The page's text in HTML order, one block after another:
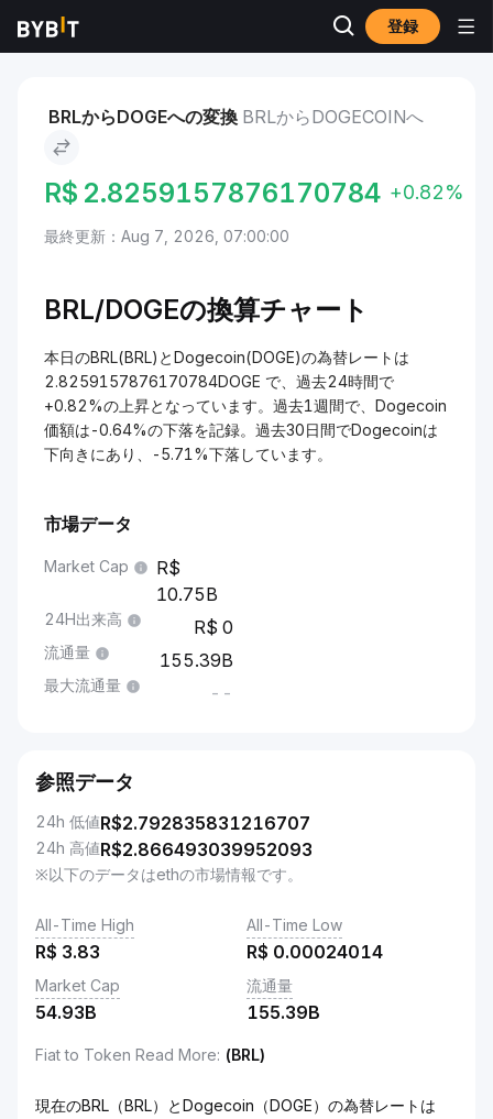
登録
市場 Dogecoin 価格 DOGE BRL to Dogecoin
BRLからDOGEへの変換 BRLからDOGECOINへ
R$ 2.8259157876170784 +0.82%
最終更新：Aug 7, 2026, 07:00:00
BRL/DOGEの換算チャート
本日のBRL(BRL)とDogecoin(DOGE)の為替レートは
2.8259157876170784DOGE で、過去24時間で
+0.82%の上昇となっています。過去1週間で、Dogecoin
価額は-0.64%の下落を記録。過去30日間でDogecoinは
下向きにあり、-5.71%下落しています。
市場データ
Market Cap
10.75B
24H出来高 0
流通量 155.39B
最大流通量 --
参照データ
24h 低値R$2.792835831216707
24h 高値R$2.866493039952093
※以下のデータはethの市場情報です。
All-Time High
R$ 3.83
All-Time Low
R$ 0.00024014
Market Cap
54.93B
流通量
155.39B
Fiat to Token Read More: (BRL)
現在のBRL（BRL）とDogecoin（DOGE）の為替レートは